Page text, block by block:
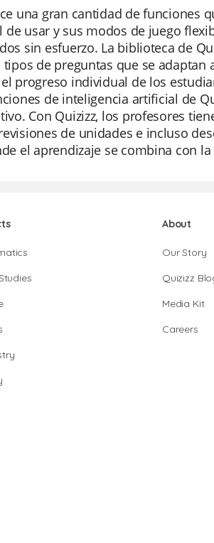
una gran cantidad de funciones
de usar y sus modos de juego
sin esfuerzo. La biblioteca de
de preguntas que se
progreso individual de los
de inteligencia artificial de
Con Quizizz, los profesores
de unidades e incluso
el aprendizaje se combina con
About
Our Story
Quizizz
Media Kit
Careers